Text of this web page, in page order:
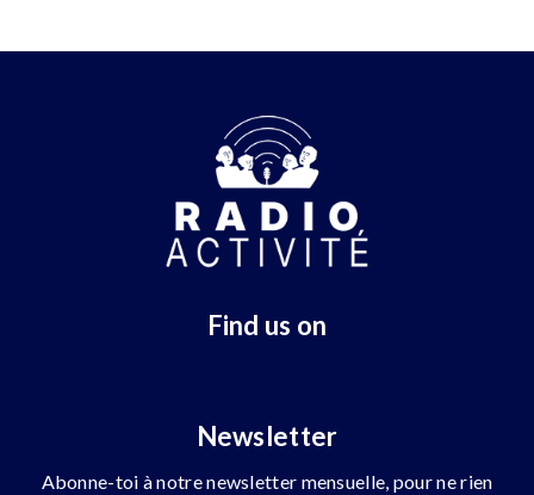
Find us on
Newsletter
Abonne-toi à notre newsletter mensuelle, pour ne rien